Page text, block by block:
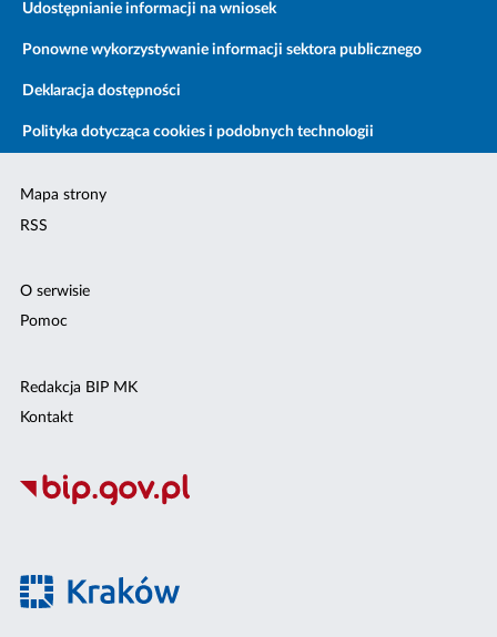
Udostępnianie informacji na wniosek
Ponowne wykorzystywanie informacji sektora publicznego
Deklaracja dostępności
Polityka dotycząca cookies i podobnych technologii
Mapa strony
RSS
O serwisie
Pomoc
Redakcja BIP MK
Kontakt